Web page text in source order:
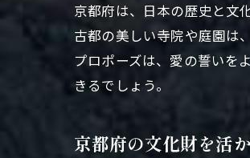
京都府は、日本の歴史と文
古都の美しい寺院や庭園は
プロポーズは、愛の誓いを
きるでしょう。
京都府の文化財を活